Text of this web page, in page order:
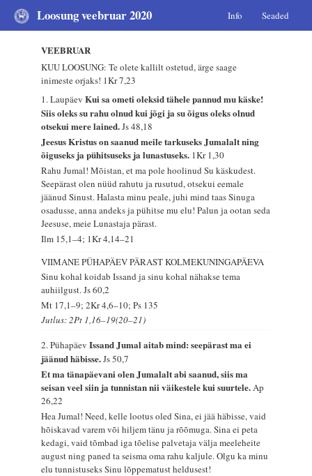
Loosung veebruar 2020 Info Seaded
VEEBRUAR
KUU LOOSUNG: Te olete kallilt ostetud, ärge saage
inimeste orjaks! 1Kr 7,23
1. LaupäevKui sa ometi oleksid tähele pannud mu käske!
Siis oleks su rahu olnud kui jõgi ja su õigus oleks olnud
otsekui mere lained.Js 48,18
Jeesus Kristus on saanud meile tarkuseks Jumalalt ning
õiguseks ja pühitsuseks ja lunastuseks. 1Kr 1,30
Rahu Jumal! Mõistan, et ma pole hoolinud Su käskudest.
Seepärast olen nüüd rahutu ja rusutud, otsekui eemale
jäänud Sinust. Halasta minu peale, juhi mind taas Sinuga
osadusse, anna andeks ja pühitse mu elu! Palun ja ootan seda
Jeesuse, meie Lunastaja pärast.
Ilm 15,1–4; 1Kr 4,14–21
VIIMANE PÜHAPÄEV PÄRAST KOLMEKUNINGAPÄEVA
Sinu kohal koidab Issand ja sinu kohal nähakse tema
auhiilgust.Js 60,2
Mt 17,1–9; 2Kr 4,6–10; Ps 135
Jutlus: 2Pt 1,16–19(20–21)
2. PühapäevIssand Jumal aitab mind: seepärast ma ei
jäänud häbisse.Js 50,7
Et ma tänapäevani olen Jumalalt abi saanud, siis ma
seisan veel siin ja tunnistan nii väikestele kui suurtele.Ap
26,22
Hea Jumal! Need, kelle lootus oled Sina, ei jää häbisse, vaid
hõiskavad varem või hiljem tänu ja rõõmuga. Sina ei peta
kedagi, vaid tõmbad iga tõelise palvetaja välja meeleheite
august ning paned ta seisma oma rahu kaljule. Olgu ka minu
elu tunnistuseks Sinu lõppematust heldusest!